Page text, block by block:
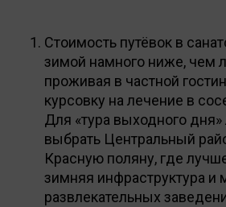
Стоимость путёвок в
зимой намного ниже, чем
проживая в частной
курсовку на лечение в
Для «тура выходного
выбрать Центральный
Красную поляну, где
зимняя инфраструктура и
развлекательных